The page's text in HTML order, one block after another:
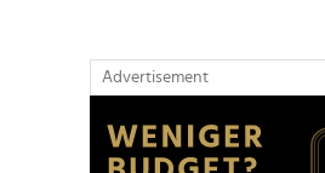
Advertisement